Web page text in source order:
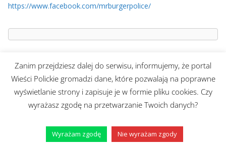
https://www.facebook.com/mrburgerpolice/
Adres redakcji:
ul. Łucznicza 12A/3
71-472 Szczecin
509-609-170
Zanim przejdziesz dalej do serwisu, informujemy, że portal
Wieści Polickie gromadzi dane, które pozwalają na poprawne
wyświetlanie strony i zapisuje je w formie pliku cookies. Czy
wyrażasz zgodę na przetwarzanie Twoich danych?
Wyrażam zgodę Nie wyrażam zgody